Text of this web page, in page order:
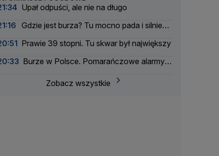
Upał odpuści, ale nie na długo
Gdzie jest burza? Tu mocno pada i silnie
Prawie 39 stopni. Tu skwar był największy
Burze w Polsce. Pomarańczowe alarmy w
Zobacz wszystkie